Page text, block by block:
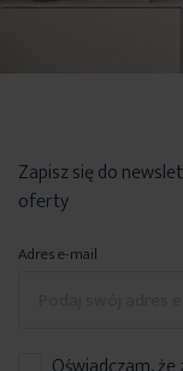
Zapisz się do
oferty
Adres e-mail